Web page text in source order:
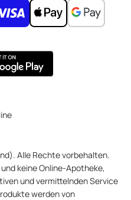
Alle Rechte vorbehalten.
keine Online-Apotheke,
und vermittelnden Service
werden von